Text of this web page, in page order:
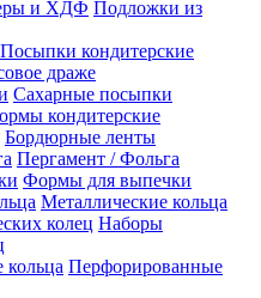
Подложки из
Посыпки кондитерские
драже
Сахарные посыпки
кондитерские
Бордюрные ленты
Пергамент / Фольга
Формы для выпечки
Металлические кольца
Наборы
Перфорированные